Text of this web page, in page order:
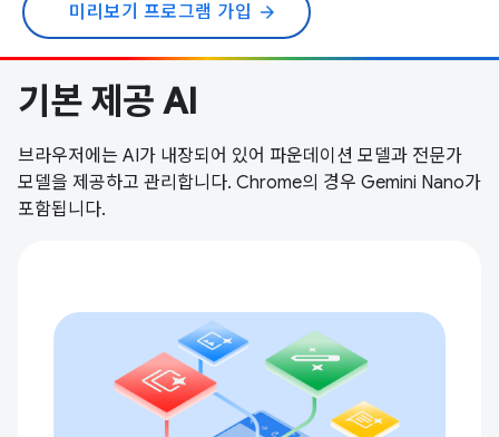
미리보기 프로그램 가입 arrow_forward
기본 제공 AI
브라우저에는 AI가 내장되어 있어 파운데이션 모델과 전문가
모델을 제공하고 관리합니다. Chrome의 경우 Gemini Nano가
포함됩니다.